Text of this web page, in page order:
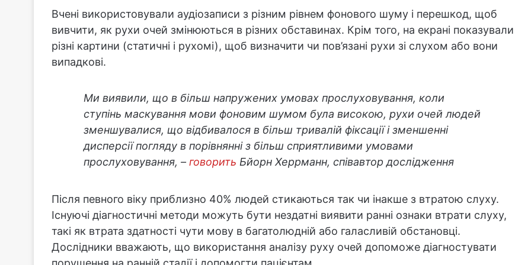
Вчені використовували аудіозаписи з різним рівнем фонового шуму і перешкод, щоб
вивчити, як рухи очей змінюються в різних обставинах. Крім того, на екрані показували
різні картини (статичні і рухомі), щоб визначити чи пов’язані рухи зі слухом або вони
випадкові.
Ми виявили, що в більш напружених умовах прослуховування, коли
ступінь маскування мови фоновим шумом була високою, рухи очей людей
зменшувалися, що відбивалося в більш тривалій фіксації і зменшенні
дисперсії погляду в порівнянні з більш сприятливими умовами
прослуховування, – говорить Бйорн Херрманн, співавтор дослідження
Після певного віку приблизно 40% людей стикаються так чи інакше з втратою слуху.
Існуючі діагностичні методи можуть бути нездатні виявити ранні ознаки втрати слуху,
такі як втрата здатності чути мову в багатолюдній або галасливій обстановці.
Дослідники вважають, що використання аналізу руху очей допоможе діагностувати